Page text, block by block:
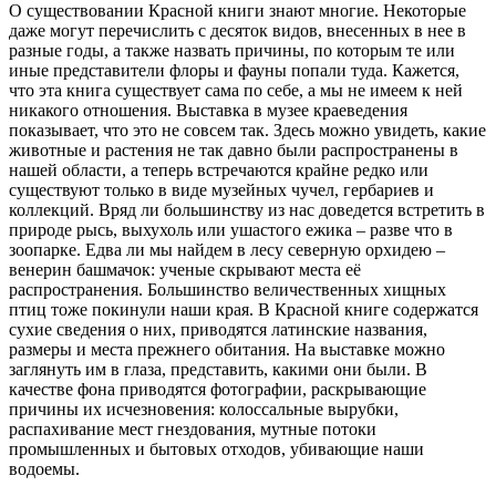
О существовании Красной книги знают многие. Некоторые
даже могут перечислить с десяток видов, внесенных в нее в
разные годы, а также назвать причины, по которым те или
иные представители флоры и фауны попали туда. Кажется,
что эта книга существует сама по себе, а мы не имеем к ней
никакого отношения. Выставка в музее краеведения
показывает, что это не совсем так. Здесь можно увидеть, какие
животные и растения не так давно были распространены в
нашей области, а теперь встречаются крайне редко или
существуют только в виде музейных чучел, гербариев и
коллекций. Вряд ли большинству из нас доведется встретить в
природе рысь, выхухоль или ушастого ежика – разве что в
зоопарке. Едва ли мы найдем в лесу северную орхидею –
венерин башмачок: ученые скрывают места её
распространения. Большинство величественных хищных
птиц тоже покинули наши края. В Красной книге содержатся
сухие сведения о них, приводятся латинские названия,
размеры и места прежнего обитания. На выставке можно
заглянуть им в глаза, представить, какими они были. В
качестве фона приводятся фотографии, раскрывающие
причины их исчезновения: колоссальные вырубки,
распахивание мест гнездования, мутные потоки
промышленных и бытовых отходов, убивающие наши
водоемы.